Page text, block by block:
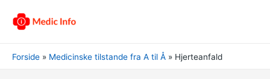
Forside Medicinske tilstande fra A til Å Hjerteanfald